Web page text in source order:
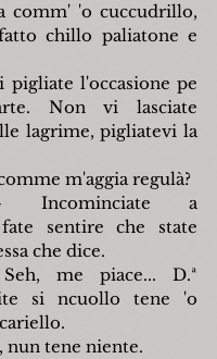
comm' 'o cuccudrillo,
chillo paliatone e
pigliate l'occasione pe
Non vi lasciate
lagrime, pigliatevi la
m'aggia regulà?
Incominciate a
fate sentire che state
che dice.
me piace... D.ª
si ncuollo tene 'o
tene niente.